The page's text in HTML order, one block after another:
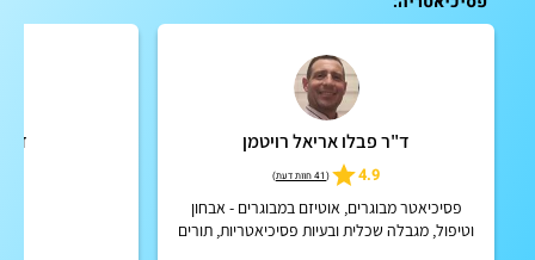
ד"ר פבלו אריאל רויטמן
4.9
(41 חוות דעת )
פסיכיאטר מבוגרים, אוטיזם במבוגרים - אבחון
וטיפול, מגבלה שכלית ובעיות פסיכיאטריות, תורים